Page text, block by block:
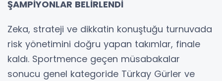
ŞAMPİYONLAR BELİRLENDİ
Zeka, strateji ve dikkatin konuştuğu turnuvada
risk yönetimini doğru yapan takımlar, finale
kaldı. Sportmence geçen müsabakalar
sonucu genel kategoride Türkay Gürler ve